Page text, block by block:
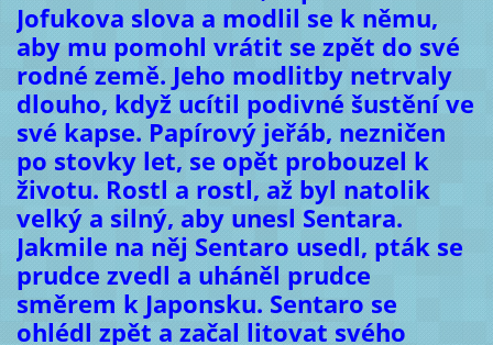
Jofukova slova a modlil se k němu,
aby mu pomohl vrátit se zpět do své
rodné země. Jeho modlitby netrvaly
dlouho, když ucítil podivné šustění ve
své kapse. Papírový jeřáb, nezničen
po stovky let, se opět probouzel k
životu. Rostl a rostl, až byl natolik
velký a silný, aby unesl Sentara.
Jakmile na něj Sentaro usedl, pták se
prudce zvedl a uháněl prudce
směrem k Japonsku. Sentaro se
ohlédl zpět a začal litovat svého